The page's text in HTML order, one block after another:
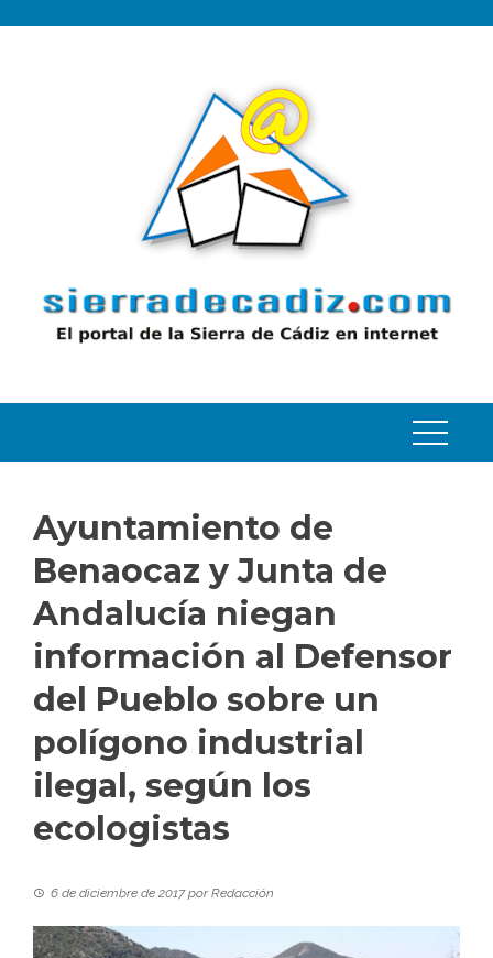
Ayuntamiento de
Benaocaz y Junta de
Andalucía niegan
información al Defensor
del Pueblo sobre un
polígono industrial
ilegal, según los
ecologistas
6 de diciembre de 2017porRedacción